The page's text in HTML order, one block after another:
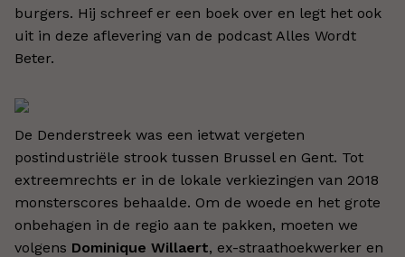
burgers. Hij schreef er een boek over en legt het ook
uit in deze aflevering van de podcast Alles Wordt
Beter.
De Denderstreek was een ietwat vergeten
postindustriële strook tussen Brussel en Gent. Tot
extreemrechts er in de lokale verkiezingen van 2018
monsterscores behaalde. Om de woede en het grote
onbehagen in de regio aan te pakken, moeten we
volgens Dominique Willaert, ex-straathoekwerker en